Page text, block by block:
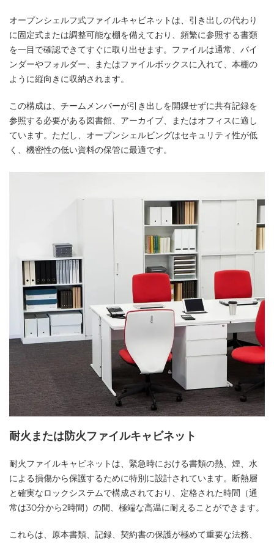
オープンシェルフ式ファイルキャビネットは、引き出しの代わり
に固定式または調整可能な棚を備えており、頻繁に参照する書類
を一目で確認できてすぐに取り出せます。ファイルは通常、バイ
ンダーやフォルダー、またはファイルボックスに入れて、本棚の
ように縦向きに収納されます。
この構成は、チームメンバーが引き出しを開錁せずに共有記録を
参照する必要がある図書館、アーカイブ、またはオフィスに適し
ています。ただし、オープンシェルビングはセキュリティ性が低
く、機密性の低い資料の保管に最適です。
耐火または防火ファイルキャビネット
耐火ファイルキャビネットは、緊急時における書類の熱、煙、水
による損傷から保護するために特別に設計されています。断熱層
と確実なロックシステムで構成されており、定格された時間（通
常は30分から2時間）の間、極端な高温に耐えることができます。
これらは、原本書類、記録、契約書の保護が極めて重要な法務、